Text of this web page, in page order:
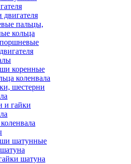
пальцы,
кольца
коренные
коленвала
шестерни
гайки
шатунные
шатуна